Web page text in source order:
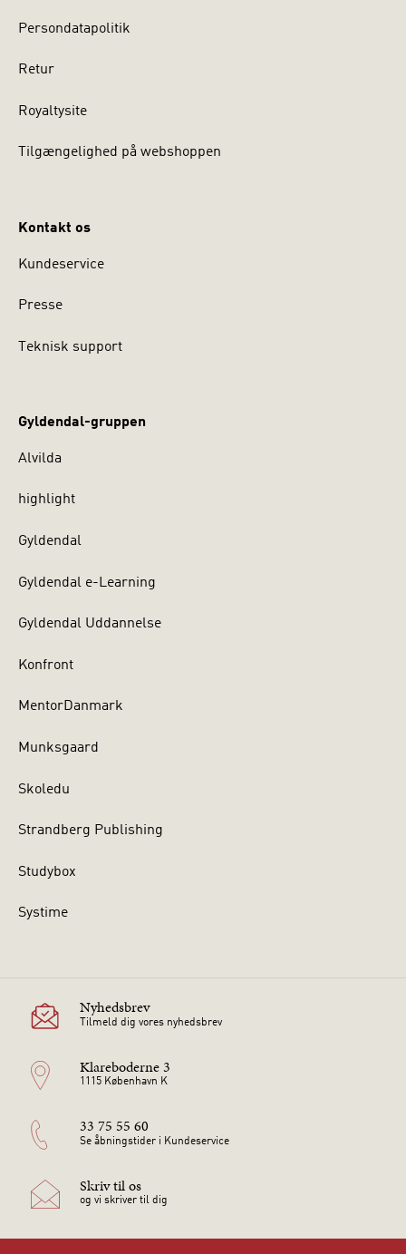
Persondatapolitik
Retur
Royaltysite
Tilgængelighed på webshoppen
Kontakt os
Kundeservice
Presse
Teknisk support
Gyldendal-gruppen
Alvilda
highlight
Gyldendal
Gyldendal e-Learning
Gyldendal Uddannelse
Konfront
MentorDanmark
Munksgaard
Skoledu
Strandberg Publishing
Studybox
Systime
Nyhedsbrev
Tilmeld dig vores nyhedsbrev
Klareboderne 3
1115 København K
33 75 55 60
Se åbningstider i Kundeservice
Skriv til os
og vi skriver til dig